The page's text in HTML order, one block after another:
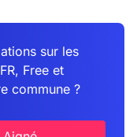
sur les
Free et
commune ?